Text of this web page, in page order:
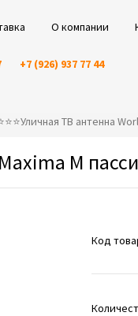
О компании
+7 (926) 937 77 44
ТВ антенна
M
Код